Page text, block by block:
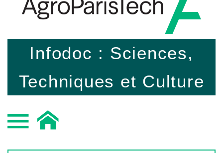
Infodoc : Sciences,
Techniques et Culture